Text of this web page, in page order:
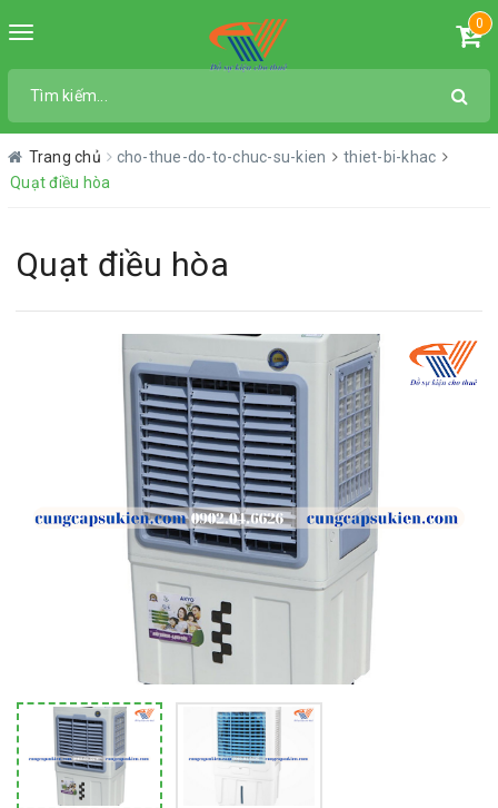
Toggle
0
Trang chủ cho-thue-do-to-chuc-su-kien
thiet-bi-khac
Quạt điều hòa
Quạt điều hòa